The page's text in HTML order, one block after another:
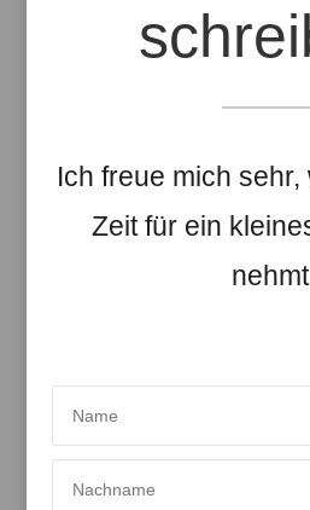
Ich freue mich
Zeit für ein
nehmt